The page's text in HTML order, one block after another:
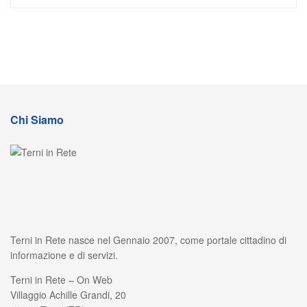
Chi Siamo
Terni in Rete nasce nel Gennaio 2007, come portale cittadino di
informazione e di servizi.
Terni in Rete – On Web
Villaggio Achille Grandi, 20